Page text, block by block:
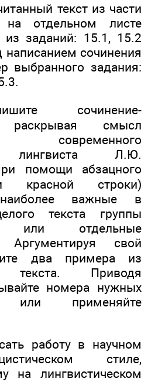
текст из части
отдельном листе
заданий: 15.1, 15.2
сочинения
выбранного задания:
сочинение-
раскрывая смысл
современного
лингвиста Л.Ю.
помощи абзацного
красной строки)
важные в
текста группы
или отдельные
Аргументируя свой
два примера из
текста. Приводя
номера нужных
или применяйте
работу в научном
стиле,
на лингвистическом